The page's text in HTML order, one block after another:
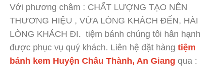
Với phương châm : CHẤT LƯỢNG TẠO NÊN
THƯƠNG HIỆU , VỪA LÒNG KHÁCH ĐẾN, HÀI
LÒNG KHÁCH ĐI. tiệm bánh chúng tôi hân hạnh
được phục vụ quý khách. Liên hệ đặt hàng tiệm
bánh kem Huyện Châu Thành, An Giang qua :